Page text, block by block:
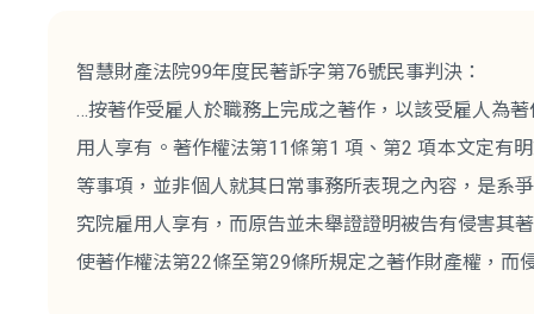
智慧財產法院99年度民著訴字第76號民事判決：
…按著作受雇人於職務上完成之著作，以該受雇人為
用人享有。著作權法第11條第1 項、第2 項本文定有
等事項，並非個人就其日常事務所表現之內容，是系
究院雇用人享有，而原告並未舉證證明被告有侵害其
使著作權法第22條至第29條所規定之著作財產權，而